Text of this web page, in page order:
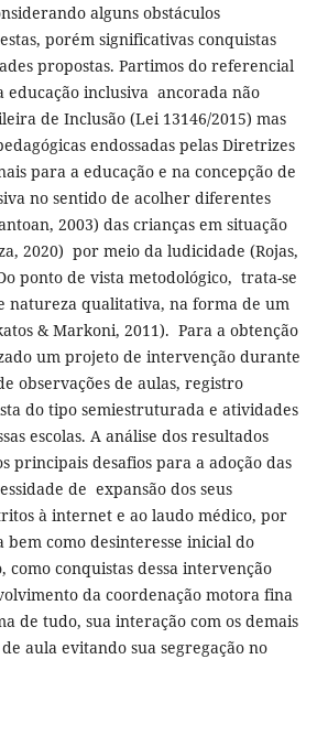
alguns obstáculos
porém significativas conquistas
propostas. Partimos do referencial
educação inclusiva ancorada não
de Inclusão (Lei 13146/2015) mas
endossadas pelas Diretrizes
para a educação e na concepção de
no sentido de acolher diferentes
2003) das crianças em situação
2020) por meio da ludicidade (Rojas,
ponto de vista metodológico, trata-se
natureza qualitativa, na forma de um
& Markoni, 2011). Para a obtenção
um projeto de intervenção durante
observações de aulas, registro
do tipo semiestruturada e atividades
escolas. A análise dos resultados
principais desafios para a adoção das
de expansão dos seus
à internet e ao laudo médico, por
como desinteresse inicial do
como conquistas dessa intervenção
da coordenação motora fina
de tudo, sua interação com os demais
aula evitando sua segregação no